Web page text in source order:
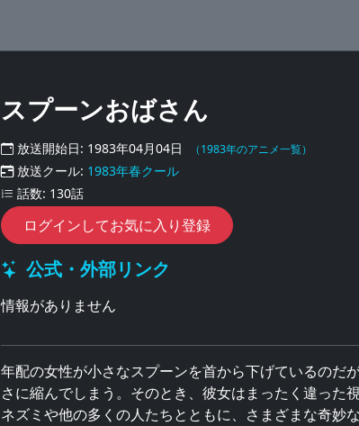
スプーンおばさん
放送開始日: 1983年04月04日 （1983年のアニメ一覧）
放送クール: 1983年春クール
話数: 130話
ログインしてお気に入り登録
公式・外部リンク
情報がありません
年配の女性が小さなスプーンを首から下げているのだ
さに縮んでしまう。そのとき、彼女はまったく違った
ネズミや他の多くの人たちとともに、さまざまな奇妙な